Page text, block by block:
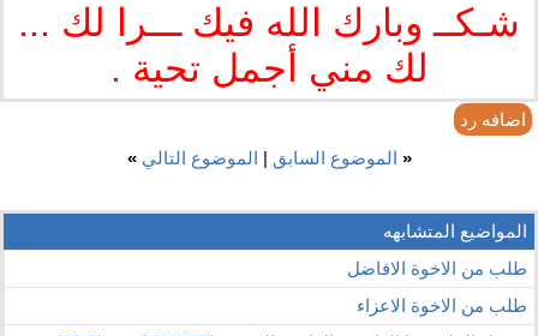
شـكــ وبارك الله فيك ـــرا لك ...
لك مني أجمل تحية .
اضافه رد
« الموضوع السابق | الموضوع التالي »
المواضيع المتشابهه
طلب من الاخوة الافاضل
طلب من الاخوة الاعزاء